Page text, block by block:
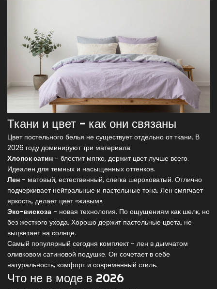
Ткани и цвет - как они связаны
Цвет постельного белья не существует отдельно от ткани. В
2026 году доминируют три материала:
Хлопок сатин - блестит мягко, держит цвет лучше всего.
Идеален для темных и насыщенных оттенков.
Лен - матовый, естественный, слегка шероховатый. Отлично
подчеркивает нейтральные и пастельные тона. Лен смягчает
яркость, делает цвет «живым».
Эко-вискоза - новая технология. По ощущениям как шелк, но
без жесткого ухода. Хорошо держит пастельные цвета, не
выцветает на солнце.
Самый популярный сегодня комплект - лен в дымчатом
оливковом сатиновой подушке. Он сочетает в себе
натуральность, комфорт и современный стиль.
Что не в моде в 2026